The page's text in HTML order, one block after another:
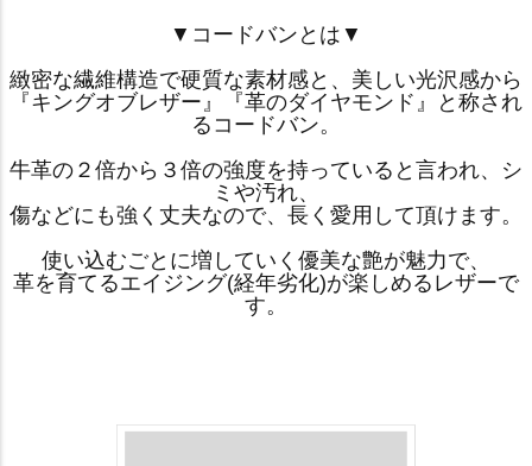
▼コードバンとは▼
緻密な繊維構造で硬質な素材感と、美しい光沢感から
『キングオブレザー』『革のダイヤモンド』と称され
るコードバン。
牛革の２倍から３倍の強度を持っていると言われ、シ
ミや汚れ、
傷などにも強く丈夫なので、長く愛用して頂けます。
使い込むごとに増していく優美な艶が魅力で、
革を育てるエイジング(経年劣化)が楽しめるレザーで
す。